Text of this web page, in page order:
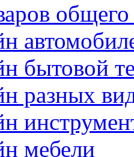
общего
бытовой
разных
мебели